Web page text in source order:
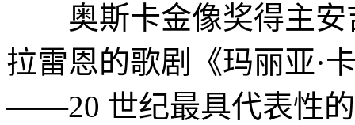
奥斯卡金像奖得主安
拉雷恩的歌剧《玛丽亚·
——20 世纪最具代表性